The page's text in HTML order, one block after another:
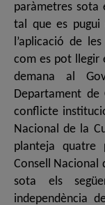
paràmetres sota
tal que es
l’aplicació de
com es pot llegir
demana al
Departament de
conflicte
Nacional de la
planteja quatre
Consell Nacional
sota els
independència